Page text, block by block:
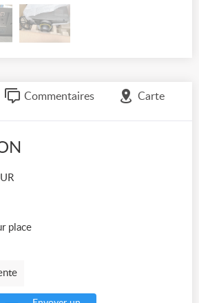
Commentaires Carte
place